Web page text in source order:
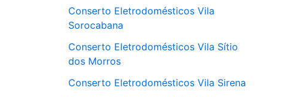
Conserto Eletrodomésticos Vila
Sorocabana
Conserto Eletrodomésticos Vila Sítio
dos Morros
Conserto Eletrodomésticos Vila Sirena